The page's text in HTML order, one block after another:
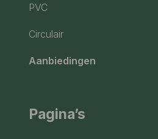
PVC
Circulair
Aanbiedingen
Pagina’s